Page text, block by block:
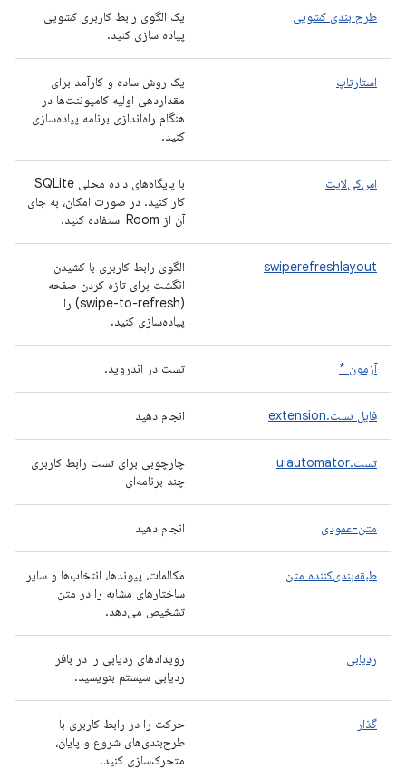
طرح بندی کشویی
یک الگوی رابط کاربری کشویی
پیاده سازی کنید.
استارتاپ
یک روش ساده و کارآمد برای
مقداردهی اولیه کامپوننت‌ها در
هنگام راه‌اندازی برنامه پیاده‌سازی
کنید.
اس‌کی‌لایت
با پایگاه‌های داده محلی SQLite
کار کنید. در صورت امکان، به جای
آن از Room استفاده کنید.
swiperefreshlayout
الگوی رابط کاربری با کشیدن
انگشت برای تازه کردن صفحه
(swipe-to-refresh) را
پیاده‌سازی کنید.
آزمون * تست در اندروید.
فایل تست.extension انجام دهید
تست.uiautomator
چارچوبی برای تست رابط کاربری
چند برنامه‌ای
متن-عمودی انجام دهید
طبقه‌بندی‌کننده متن
مکالمات، پیوندها، انتخاب‌ها و سایر
ساختارهای مشابه را در متن
تشخیص می‌دهد.
ردیابی
رویدادهای ردیابی را در بافر
ردیابی سیستم بنویسید.
گذار
حرکت را در رابط کاربری با
طرح‌بندی‌های شروع و پایان،
متحرک‌سازی کنید.